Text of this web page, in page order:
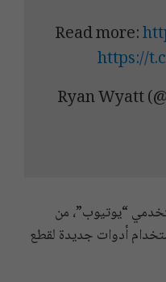
Read more:
https://
“يوتيوب”، من
أدوات جديدة لقطع